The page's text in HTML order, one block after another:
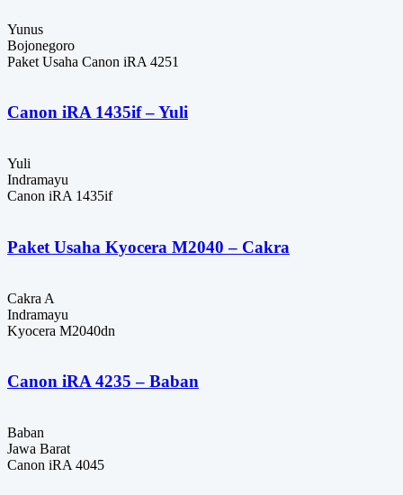
Yunus
Bojonegoro
Paket Usaha Canon iRA 4251
Canon iRA 1435if – Yuli
Yuli
Indramayu
Canon iRA 1435if
Paket Usaha Kyocera M2040 – Cakra
Cakra A
Indramayu
Kyocera M2040dn
Canon iRA 4235 – Baban
Baban
Jawa Barat
Canon iRA 4045